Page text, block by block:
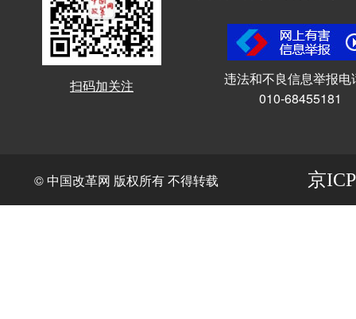
扫码加关注
违法和不良信息举报电
010-68455181
© 中国改革网 版权所有 不得转载 京